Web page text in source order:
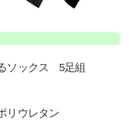
ソックス 5足組
リウレタン